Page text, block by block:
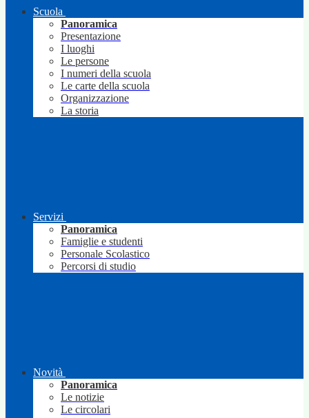
Scuola
Panoramica
Presentazione
I luoghi
Le persone
I numeri della scuola
Le carte della scuola
Organizzazione
La storia
Servizi
Panoramica
Famiglie e studenti
Personale Scolastico
Percorsi di studio
Novità
Panoramica
Le notizie
Le circolari